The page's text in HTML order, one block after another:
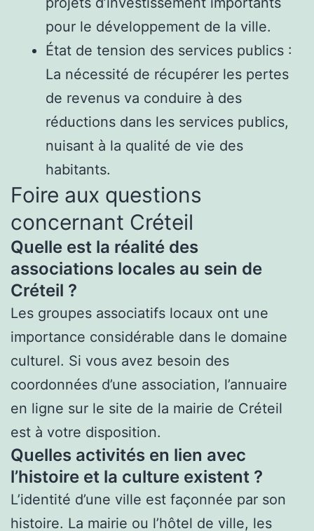
pour le développement de la ville.
État de tension des services publics :
La nécessité de récupérer les pertes
de revenus va conduire à des
réductions dans les services publics,
nuisant à la qualité de vie des
habitants.
Foire aux questions
concernant Créteil
Quelle est la réalité des
associations locales au sein de
Créteil ?
Les groupes associatifs locaux ont une
importance considérable dans le domaine
culturel. Si vous avez besoin des
coordonnées d’une association, l’annuaire
en ligne sur le site de la mairie de Créteil
est à votre disposition.
Quelles activités en lien avec
l’histoire et la culture existent ?
L’identité d’une ville est façonnée par son
histoire. La mairie ou l’hôtel de ville, les